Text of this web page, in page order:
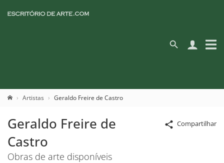
Artistas Geraldo Freire de Castro
Compartilhar
Geraldo Freire de
Castro
Obras de arte disponíveis